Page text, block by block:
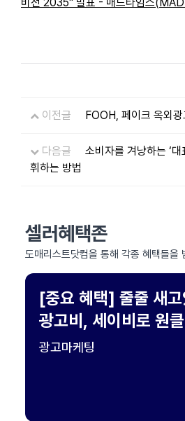
이전글
FOOH, 페이크 옥외
다음글
소비자를 겨냥하는 ‘
휘하는 방법
셀러혜택존
도매리스트닷컴을 통해 각종 혜택들을
[중요 혜택] 줄줄 새
광고비, 세이비로 원
광고마케팅